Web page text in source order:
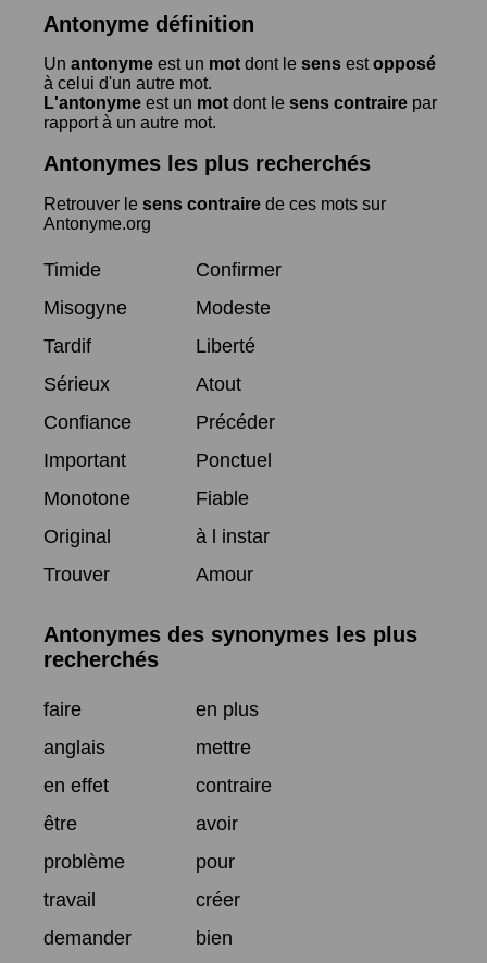
Antonyme définition
Un antonyme est un mot dont le sens estopposé
à celui d'un autre mot.
L'antonyme est un mot dont le sens contraire par
rapport à un autre mot.
Antonymes les plus recherchés
Retrouver le sens contraire de ces mots sur
Antonyme.org
Timide
Confirmer
Misogyne
Modeste
Tardif
Liberté
Sérieux
Atout
Confiance
Précéder
Important
Ponctuel
Monotone
Fiable
Original
à l instar
Trouver
Amour
Antonymes des synonymes les plus
recherchés
faire
en plus
anglais
mettre
en effet
contraire
être
avoir
problème
pour
travail
créer
demander
bien